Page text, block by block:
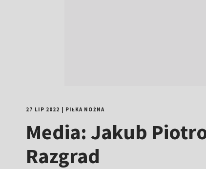
27 LIP 2022 PIŁKA NOŻNA
Media: Jakub
Razgrad